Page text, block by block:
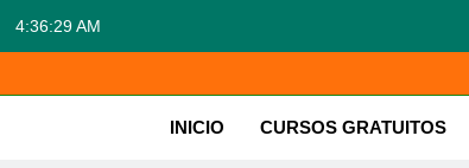
4:36:30 AM
Blog
INICIO CURSOS GRATUITOS